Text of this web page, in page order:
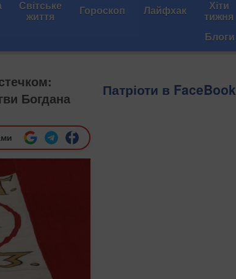
Світське
життя Гороскоп Лайфхак Хіти
тижня
Блоги
Богдана
Патріоти в FaceBook